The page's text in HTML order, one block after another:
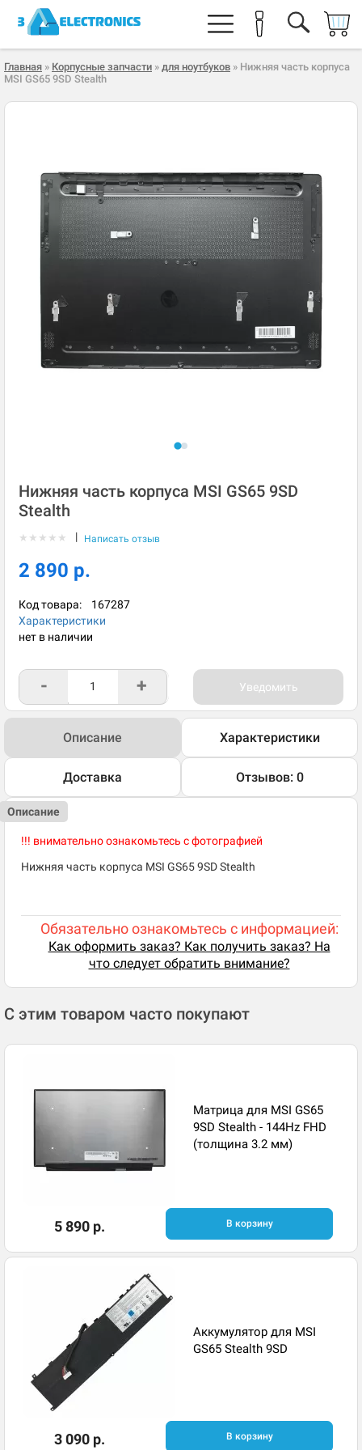
Главная » Корпусные запчасти » для ноутбуков » Нижняя часть корпуса
MSI GS65 9SD Stealth
Нижняя часть корпуса MSI GS65 9SD
Stealth
★ ★ ★ ★ ★ | Написать отзыв
2 890 р.
Код товара: 167287
Характеристики
нет в наличии
- + Уведомить
Описание Характеристики
Доставка Отзывов: 0
Описание
!!! внимательно ознакомьтесь с фотографией
Нижняя часть корпуса MSI GS65 9SD Stealth
Обязательно ознакомьтесь с информацией:
Как оформить заказ? Как получить заказ? На
что следует обратить внимание?
С этим товаром часто покупают
Матрица для MSI GS65
9SD Stealth - 144Hz FHD
(толщина 3.2 мм)
5 890 р. В корзину
Аккумулятор для MSI
GS65 Stealth 9SD
3 090 р. В корзину